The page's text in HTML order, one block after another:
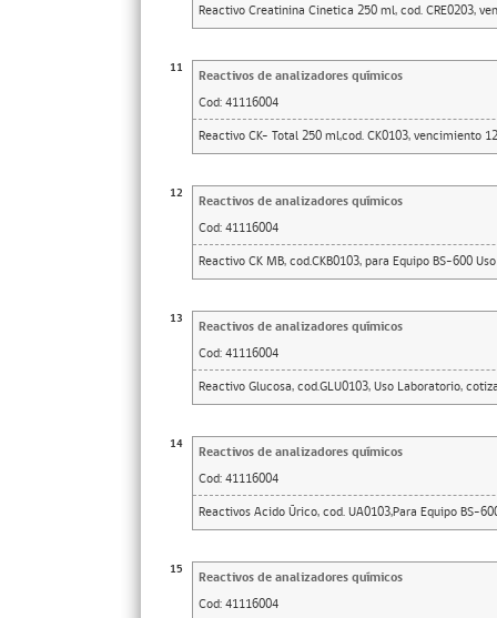
Reactivo Creatinina Cinetica 250 ml, cod. CRE0203,
11
Reactivos de analizadores químicos
Cod: 41116004
Reactivo CK- Total 250 ml,cod. CK0103, vencimiento
12
Reactivos de analizadores químicos
Cod: 41116004
Reactivo CK MB, cod.CKB0103, para Equipo BS-600
13
Reactivos de analizadores químicos
Cod: 41116004
Reactivo Glucosa, cod.GLU0103, Uso Laboratorio,
14
Reactivos de analizadores químicos
Cod: 41116004
Reactivos Acido Úrico, cod. UA0103,Para Equipo BS-
15
Reactivos de analizadores químicos
Cod: 41116004